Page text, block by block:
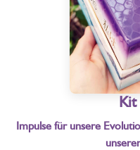
Impulse für unsere